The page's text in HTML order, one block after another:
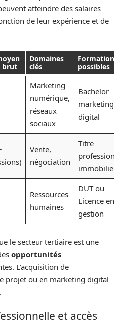
atteindre des salaires
de leur expérience et de
brut
Domaines
clés
Formations
possibles
Marketing
numérique,
réseaux
sociaux
Bachelor
marketing
digital
Vente,
négociation
Titre
immobilier
Ressources
humaines
DUT ou
Licence en
gestion
le secteur tertiaire est une
opportunités
L’acquisition de
projet ou en marketing digital
et accès